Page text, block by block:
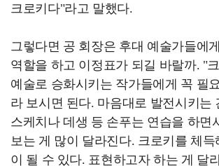
크로키다"라고 말했다.
그렇다면 공 회장은 후대 예술가들에
역할을 하고 이정표가 되길 바랄까. "
예술로 승화시키는 작가들에게 꼭 필
라 보시면 된다. 마음대로 발전시키는
스케치나 데생 등 손푸는 연습을 하면
보는 게 많이 달라진다. 크로키를 체
이 될 수 있다. 표현하고자 하는 게 달